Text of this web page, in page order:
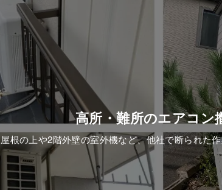
高所・難所のエアコン
屋根の上や2階外壁の室外機など、他社で断られた